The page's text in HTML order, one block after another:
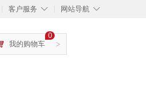
◇
客户服务 ◇
网站导航
>
0
我的购物车